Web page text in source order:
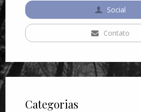
Social
Contato
Categorias